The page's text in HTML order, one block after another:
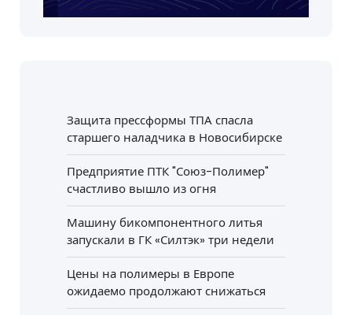
Защита прессформы ТПА спасла
старшего наладчика в Новосибирске
Предприятие ПТК "Союз-Полимер"
счастливо вышло из огня
Машину бикомпонентного литья
запускали в ГК «Силтэк» три недели
Цены на полимеры в Европе
ожидаемо продолжают снижаться